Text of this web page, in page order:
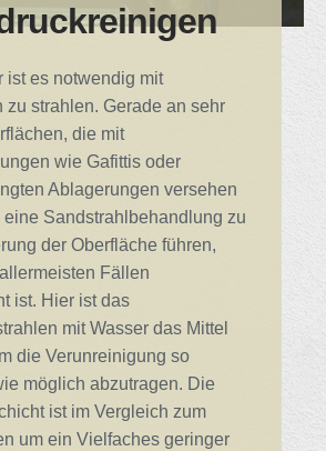
ist es notwendig mit
zu strahlen. Gerade an sehr
die mit
wie Gafittis oder
Ablagerungen versehen
Sandstrahlbehandlung zu
der Oberfläche führen,
Fällen
ist. Hier ist das
mit Wasser das Mittel
die Verunreinigung so
möglich abzutragen. Die
ist im Vergleich zum
um ein Vielfaches geringer